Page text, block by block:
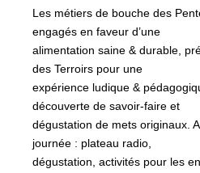
Les métiers de bouche des
engagés en faveur d’une
alimentation saine & durable,
des Terroirs pour une
expérience ludique &
découverte de savoir-faire et
dégustation de mets originaux.
journée : plateau radio,
dégustation, activités pour les